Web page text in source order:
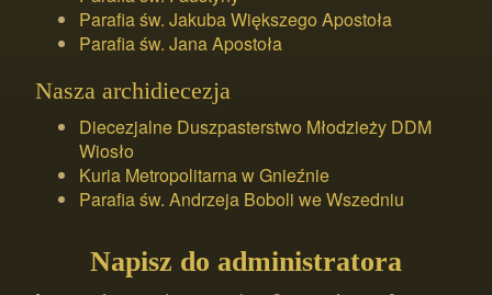
Parafia św. Jakuba Większego Apostoła
Parafia św. Jana Apostoła
Nasza archidiecezja
Diecezjalne Duszpasterstwo Młodzieży DDM
Wiosło
Kuria Metropolitarna w Gnieźnie
Parafia św. Andrzeja Boboli we Wszedniu
Napisz do administratora